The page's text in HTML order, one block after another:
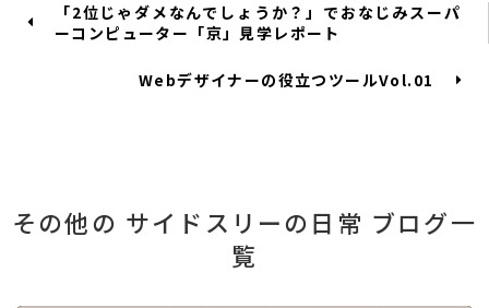
「2位じゃダメなんでしょうか？」でおなじみスーパ
ーコンピューター「京」見学レポート
Webデザイナーの役立つツールVol.01
その他の サイドスリーの日常 ブログ一
覧